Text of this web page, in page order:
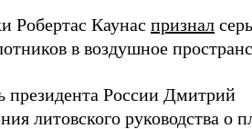
Робертас Каунас признал
в воздушное
президента России Дмитрий
литовского руководства о